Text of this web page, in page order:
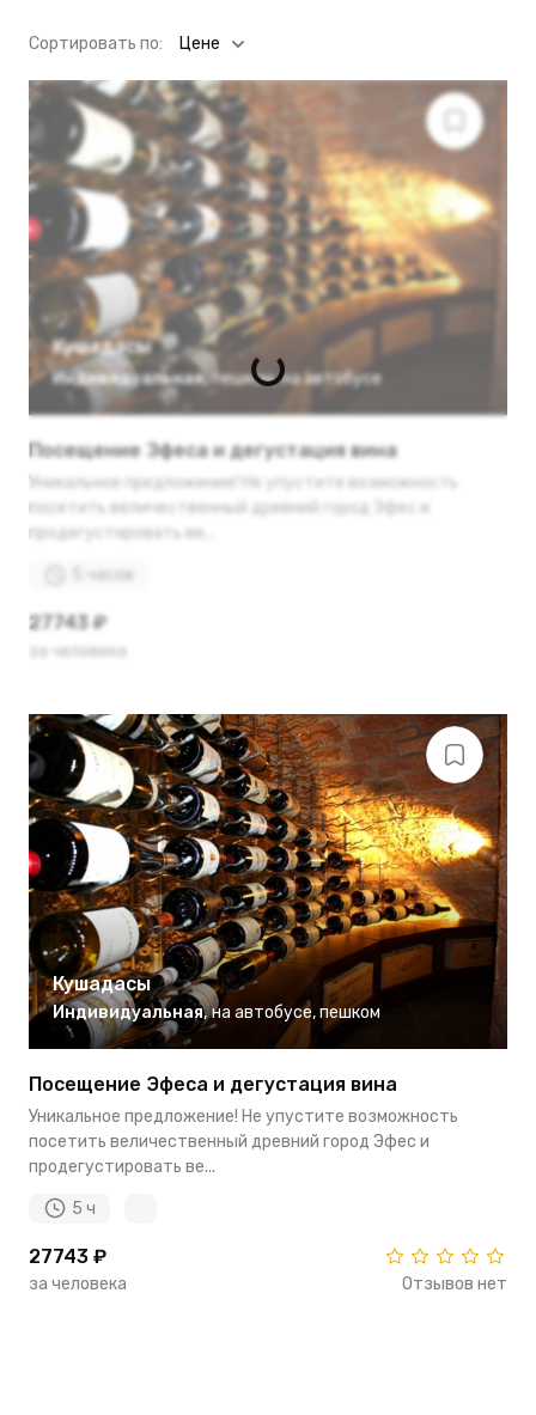
Cортировать по: Цене
Кушадасы
Индивидуальная пешком, на автобусе
Посещение Эфеса и дегустация вина
Уникальное предложение! Не упустите возможность
посетить величественный древний город Эфес и
продегустировать ве...
5 часов
27743 ₽
за человека
Кушадасы
Индивидуальная, на автобусе, пешком
Посещение Эфеса и дегустация вина
Уникальное предложение! Не упустите возможность
посетить величественный древний город Эфес и
продегустировать ве...
5 ч
27743 ₽
за человека Отзывов нет